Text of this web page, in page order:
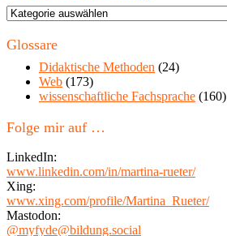
Themen
diesem
Glossare
Didaktische Methoden (24)
Web (173)
wissenschaftliche Fachsprache (160)
Folge mir auf …
LinkedIn:
www.linkedin.com/in/martina-rueter/
Xing:
www.xing.com/profile/Martina_Rueter/
Mastodon:
@myfyde@bildung.social